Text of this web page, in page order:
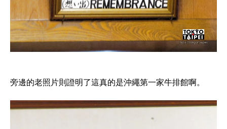
旁邊的老照片則證明了這真的是沖繩第一家牛排館啊。